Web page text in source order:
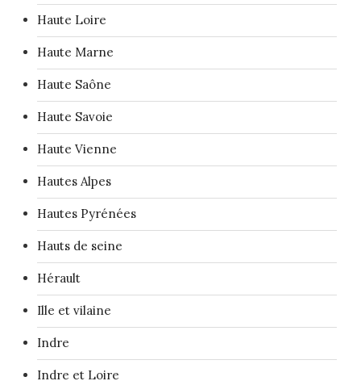
Haute Loire
Haute Marne
Haute Saône
Haute Savoie
Haute Vienne
Hautes Alpes
Hautes Pyrénées
Hauts de seine
Hérault
Ille et vilaine
Indre
Indre et Loire